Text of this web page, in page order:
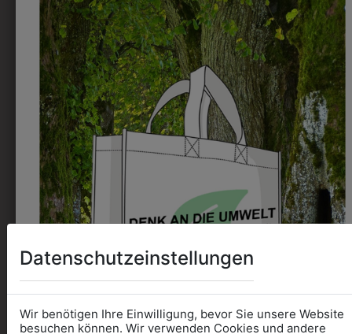
9KHW09BL01
KINDERHOSE
DUNKELBLAU
€ 69,90
0DO4063801
KINDER
KAPUTZENSWEATJACKE
MIT LOGO
€ 41,90
ZULETZT ANGESEHEN
Datenschutzeinstellungen
Wir benötigen Ihre Einwilligung, bevor Sie unsere Website
besuchen können. Wir verwenden Cookies und andere